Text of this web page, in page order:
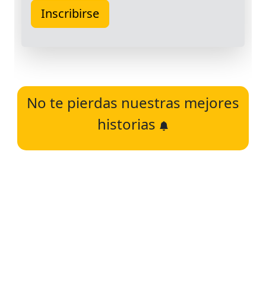
No te pierdas nuestras mejores
historias